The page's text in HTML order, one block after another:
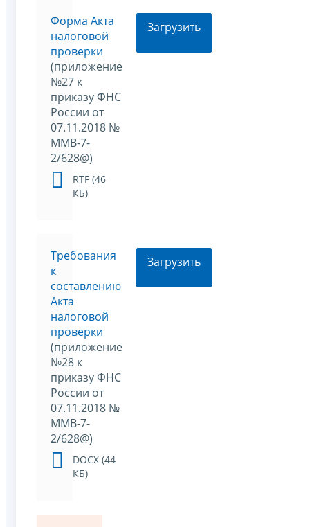
Форма Акта
налоговой
проверки
(приложение
№27 к
приказу ФНС
России от
07.11.2018 №
ММВ-7-
2/628@)
RTF (46
КБ)
Загрузить
Требования
к
составлению
Акта
налоговой
проверки
(приложение
№28 к
приказу ФНС
России от
07.11.2018 №
ММВ-7-
2/628@)
DOCX (44
КБ)
Загрузить